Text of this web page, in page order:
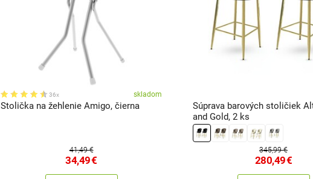
36x skladom
Stolička na žehlenie Amigo, čierna
41,49 €
34,49€
Súprava barových stoličiek
and Gold, 2 ks
345,99 €
280,49€